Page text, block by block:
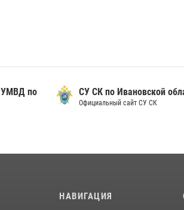
УМВД по
СУ СК по Ивановской
Официальный сайт СУ СК
НАВИГАЦИЯ